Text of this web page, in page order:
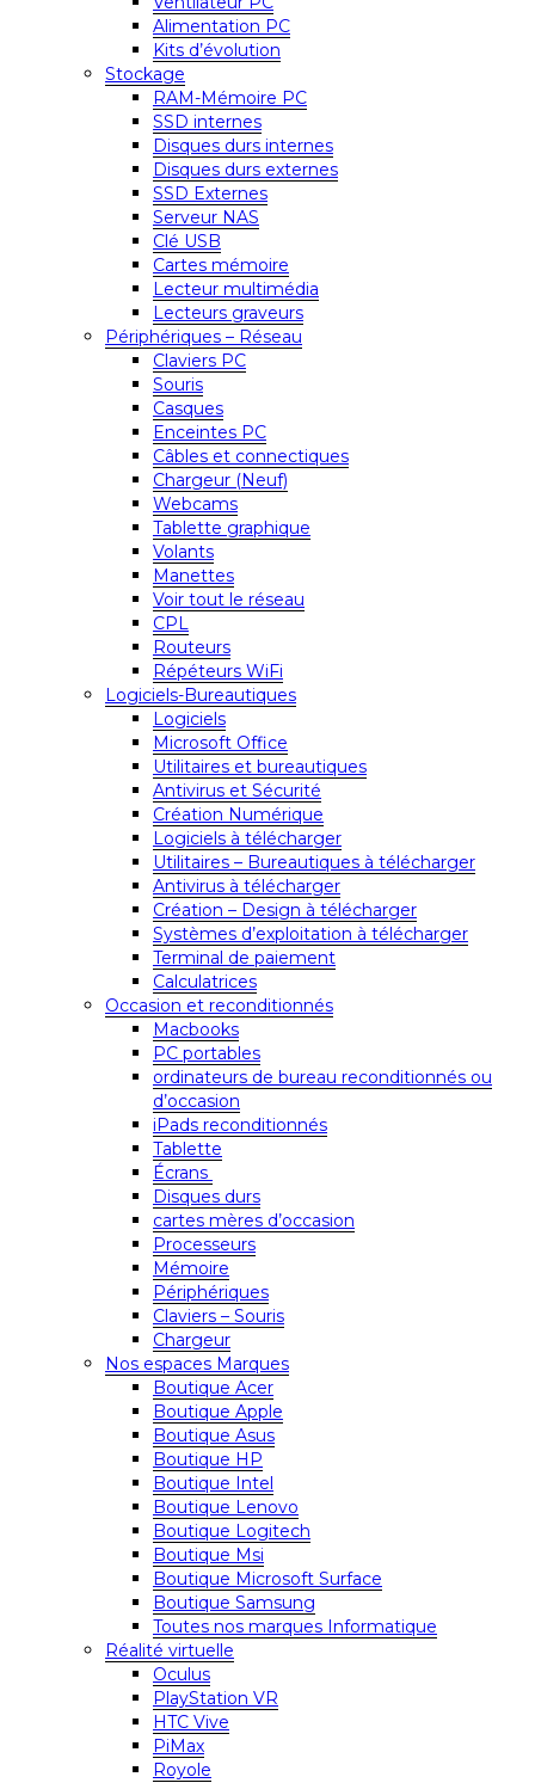
Alimentation PC
Kits d’évolution
Stockage
RAM-Mémoire PC
SSD internes
Disques durs internes
Disques durs externes
SSD Externes
Serveur NAS
Clé USB
Cartes mémoire
Lecteur multimédia
Lecteurs graveurs
Périphériques – Réseau
Claviers PC
Souris
Casques
Enceintes PC
Câbles et connectiques
Chargeur (Neuf)
Webcams
Tablette graphique
Volants
Manettes
Voir tout le réseau
CPL
Routeurs
Répéteurs WiFi
Logiciels-Bureautiques
Logiciels
Microsoft Office
Utilitaires et bureautiques
Antivirus et Sécurité
Création Numérique
Logiciels à télécharger
Utilitaires – Bureautiques à télécharger
Antivirus à télécharger
Création – Design à télécharger
Systèmes d’exploitation à télécharger
Terminal de paiement
Calculatrices
Occasion et reconditionnés
Macbooks
PC portables
ordinateurs de bureau reconditionnés ou
d’occasion
iPads reconditionnés
Tablette
Écrans
Disques durs
cartes mères d’occasion
Processeurs
Mémoire
Périphériques
Claviers – Souris
Chargeur
Nos espaces Marques
Boutique Acer
Boutique Apple
Boutique Asus
Boutique HP
Boutique Intel
Boutique Lenovo
Boutique Logitech
Boutique Msi
Boutique Microsoft Surface
Boutique Samsung
Toutes nos marques Informatique
Réalité virtuelle
Oculus
PlayStation VR
HTC Vive
PiMax
Royole